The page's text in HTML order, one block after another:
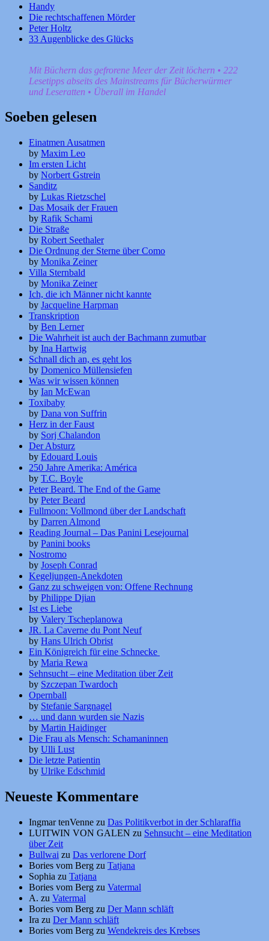
Handy
Die rechtschaffenen Mörder
Peter Holtz
33 Augenblicke des Glücks
Mit Büchern das gefrorene Meer der Zeit löchern • 222
Lesetipps abseits des Mainstreams für Bücherwürmer
und Leseratten • Überall im Handel
Soeben gelesen
Einatmen Ausatmen
by Maxim Leo
Im ersten Licht
by Norbert Gstrein
Sanditz
by Lukas Rietzschel
Das Mosaik der Frauen
by Rafik Schami
Die Straße
by Robert Seethaler
Die Ordnung der Sterne über Como
by Monika Zeiner
Villa Sternbald
by Monika Zeiner
Ich, die ich Männer nicht kannte
by Jacqueline Harpman
Transkription
by Ben Lerner
Die Wahrheit ist auch der Bachmann zumutbar
by Ina Hartwig
Schnall dich an, es geht los
by Domenico Müllensiefen
Was wir wissen können
by Ian McEwan
Toxibaby
by Dana von Suffrin
Herz in der Faust
by Sorj Chalandon
Der Absturz
by Edouard Louis
250 Jahre Amerika: América
by T.C. Boyle
Peter Beard. The End of the Game
by Peter Beard
Fullmoon: Vollmond über der Landschaft
by Darren Almond
Reading Journal – Das Panini Lesejournal
by Panini books
Nostromo
by Joseph Conrad
Kegeljungen-Anekdoten
Ganz zu schweigen von: Offene Rechnung
by Philippe Djian
Ist es Liebe
by Valery Tscheplanowa
JR. La Caverne du Pont Neuf
by Hans Ulrich Obrist
Ein Königreich für eine Schnecke
by Maria Rewa
Sehnsucht – eine Meditation über Zeit
by Szczepan Twardoch
Opernball
by Stefanie Sargnagel
… und dann wurden sie Nazis
by Martin Haidinger
Die Frau als Mensch: Schamaninnen
by Ulli Lust
Die letzte Patientin
by Ulrike Edschmid
Neueste Kommentare
Ingmar tenVenne zu Das Politikverbot in der Schlaraffia
LUITWIN VON GALEN zu Sehnsucht – eine Meditation
über Zeit
Bullwai zu Das verlorene Dorf
Bories vom Berg zu Tatjana
Sophia zu Tatjana
Bories vom Berg zu Vatermal
A. zu Vatermal
Bories vom Berg zu Der Mann schläft
Ira zu Der Mann schläft
Bories vom Berg zu Wendekreis des Krebses